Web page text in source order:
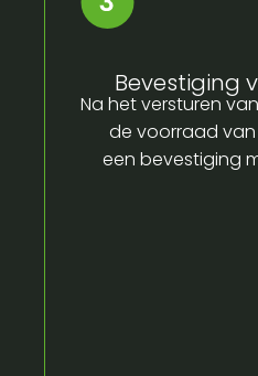
Bevestiging
Na het versturen
de voorraad
een bevestiging